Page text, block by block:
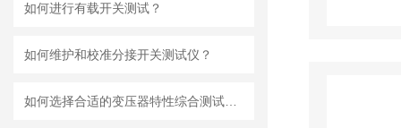
如何进行有载开关测试？
如何维护和校准分接开关测试仪？